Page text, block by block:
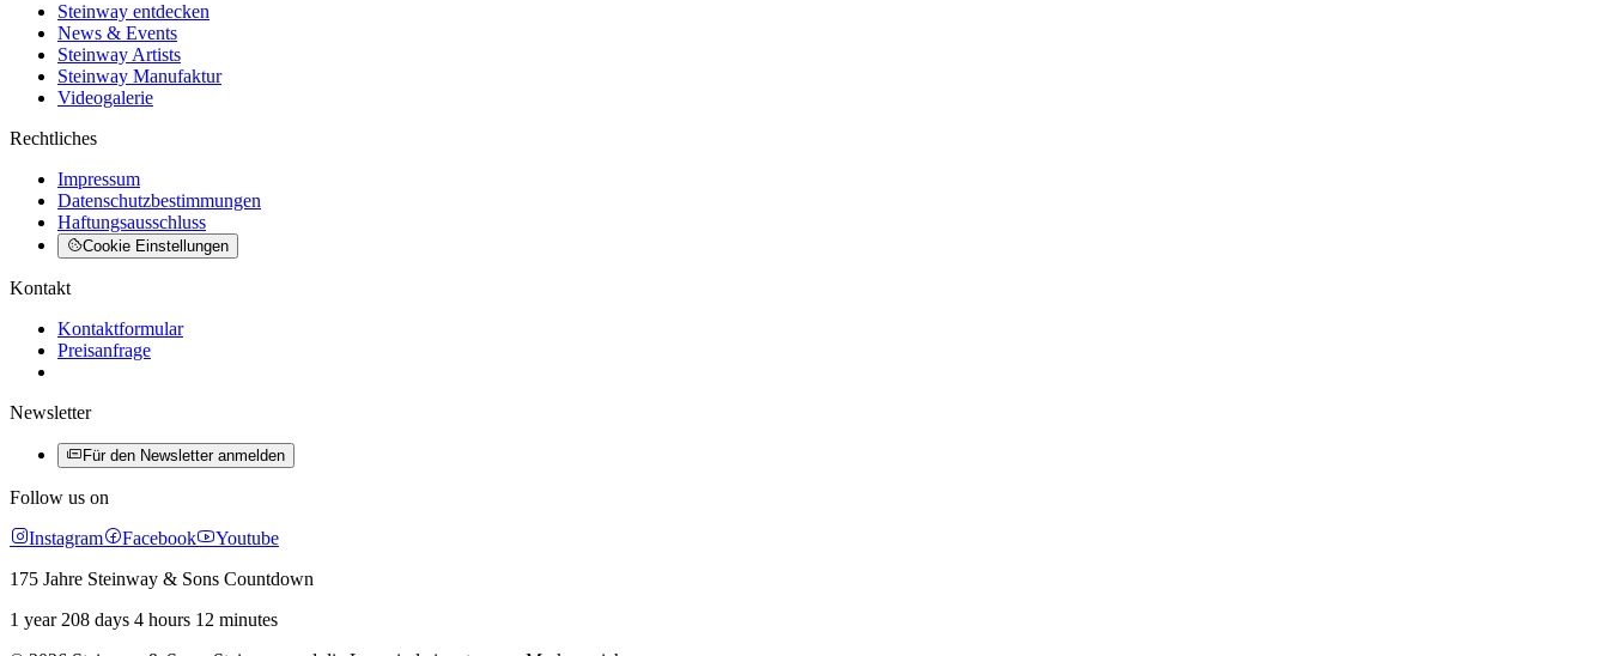
Steinway entdecken
News & Events
Steinway Artists
Steinway Manufaktur
Videogalerie
Rechtliches
Impressum
Datenschutzbestimmungen
Haftungsausschluss
Cookie Einstellungen
Kontakt
Kontaktformular
Preisanfrage
Newsletter
Für den Newsletter anmelden
Follow us on
Instagram
Facebook
Youtube
175 Jahre Steinway & Sons Countdown
1 year 208 days 4 hours 12 minutes